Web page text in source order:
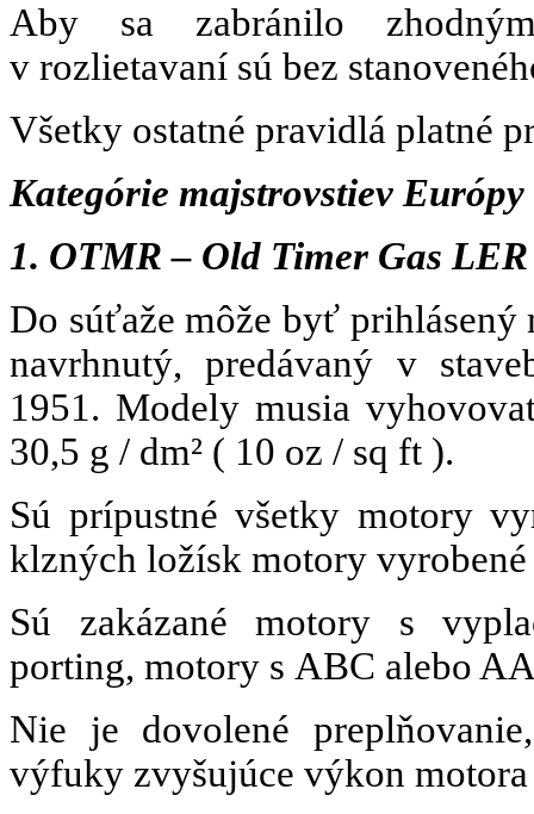
Aby sa zabránilo
v rozlietavaní sú bez
Všetky ostatné pravidlá platné
Kategórie majstrovstiev
1. OTMR – Old Timer Gas LER
Do súťaže môže byť
navrhnutý, predávaný v
1951. Modely musia
30,5 g / dm² ( 10 oz / sq ft ).
Sú prípustné všetky motory
klzných ložísk motory
Sú zakázané motory s
porting, motory s ABC alebo
Nie je dovolené
výfuky zvyšujúce výkon